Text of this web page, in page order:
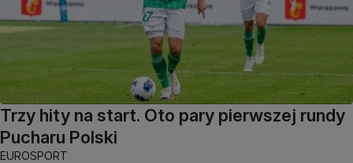
Trzy hity na start. Oto pary pierwszej rundy
Pucharu Polski
EUROSPORT